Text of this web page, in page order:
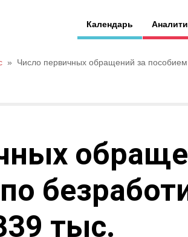
Календарь
»
Число первичных обращений за
тыс.